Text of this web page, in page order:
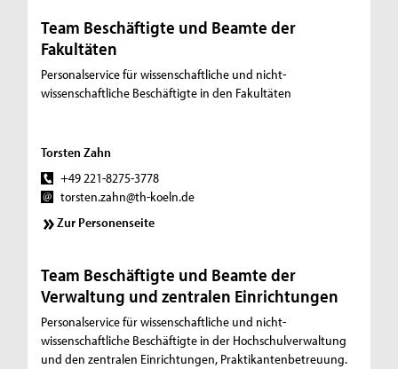
Team Beschäftigte und Beamte der
Fakultäten
Personalservice für wissenschaftliche und nicht-
wissenschaftliche Beschäftigte in den Fakultäten
Torsten Zahn
+49 221-8275-3778
torsten.zahn@th-koeln.de
Zur Personenseite
Team Beschäftigte und Beamte der
Verwaltung und zentralen Einrichtungen
Personalservice für wissenschaftliche und nicht-
wissenschaftliche Beschäftigte in der Hochschulverwaltung
und den zentralen Einrichtungen, Praktikantenbetreuung.